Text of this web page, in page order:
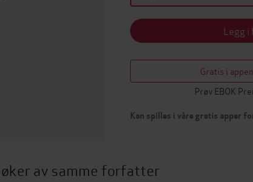
Legg i
Gratis i
Prøv EBOK
Kan spilles i våre gratis apper
av samme forfatter